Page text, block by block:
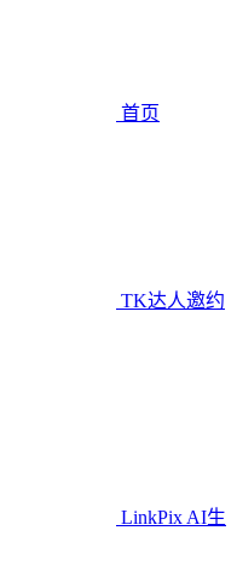
首页
TK达人邀约
LinkPix AI生